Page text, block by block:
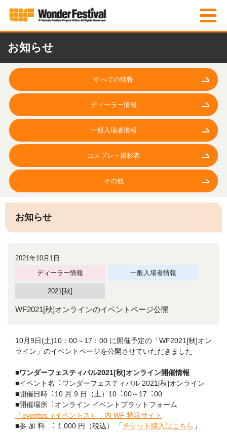
お知らせ
すべての情報
ディーラー情報
一般入場者情報
コスプレ・撮影者
その他
お知らせ
2021年10月1日
ディーラー情報
一般入場者情報
2021[秋]
WF2021[秋]オンラインのイベントページ公開
10月9日(土)10：00～17：00 に開催予定の「WF2021[秋]オン
ライン」のイベントページを公開させていただきました
■ワンダーフェスティバル2021[秋]オンライン開催情報
■イベント名︓ワンダーフェスティバル 2021[秋]オンライン
■開催日時︓10 月 9 日（土）10︓00～17︓00
■開催場所︓オンライン イベントプラットフォーム
「eventos（イベントス）」内 WF 特設サイト
■参 加 料 ︓ 1,000 円（税込） 「チケット購入はこちら 」